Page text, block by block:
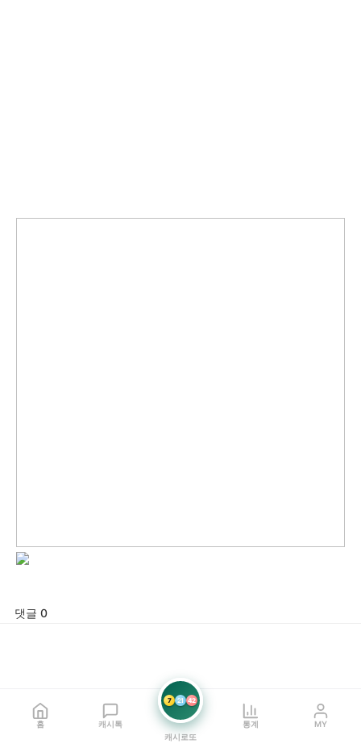
댓글 0
홈 캐시톡
7 21 42
캐시로또
통계 MY